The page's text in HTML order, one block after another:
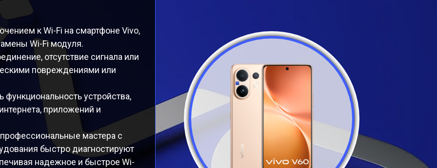
к Wi-Fi на смартфоне Vivo,
Wi-Fi модуля.
отсутствие сигнала или
повреждениями или
функциональность устройства,
приложений и
мастера с
быстро диагностируют
надежное и быстрое Wi-